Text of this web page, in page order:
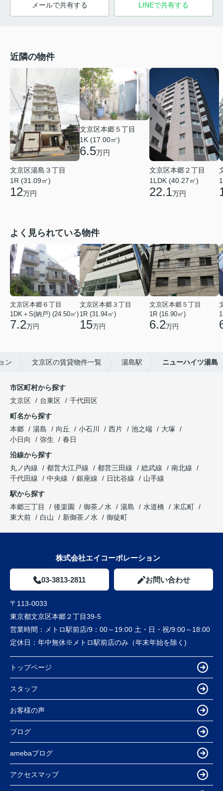
メールで共有する LINEで共有する
近隣の物件
文京区湯島３丁目
1R (31.09㎡)
12万円
文京区本郷５丁目
1K (17.00㎡)
6.5万円
文京区本郷２丁目
1LDK (40.27㎡)
22.1万円
よく見られている物件
文京区本郷６丁目
1DK＋S(納戸) (24.50㎡)
7.2万円
文京区本郷３丁目
1R (31.94㎡)
15万円
文京区本郷５丁目
1R (16.90㎡)
6.2万円
ン 文京区の賃貸物件一覧 湯島駅 ニューハイツ湯島
市区町村から探す
文京区
台東区
千代田区
町名から探す
本郷
湯島 向丘 小石川 西片 池之端
大塚
小日向
弥生
春日
沿線から探す
丸ノ内線
都営大江戸線 都営三田線 総武線
南北線
千代田線
中央線 銀座線 日比谷線
山手線
駅から探す
本郷三丁目
後楽園 御茶ノ水 湯島 水道橋
末広町
東大前
白山 新御茶ノ水 御徒町
株式会社エイコーポレーション
03-3813-2811 お問い合わせ
〒113-0033
東京都文京区本郷２丁目39-5
営業時間：
メトロ駅前店/9：00～19:00 土・日・祝/9:00～18:00
定休日： 年中無休※メトロ駅前店のみ（年末年始を除く)
トップページ
スタッフ
お客様の声
ブログ
amebaブログ
アクセスマップ